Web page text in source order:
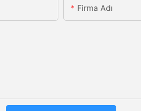
Firma Adı